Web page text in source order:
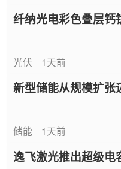
纤纳光电彩色叠层钙
光伏 1天前
新型储能从规模扩张
储能 1天前
逸飞激光推出超级电